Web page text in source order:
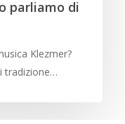
parliamo di
Klezmer?
tradizione…